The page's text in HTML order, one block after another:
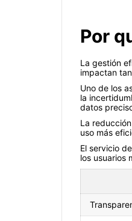
Por
La gestión
impactan
Uno de los
la
datos
La
uso más
El servicio
los usuarios